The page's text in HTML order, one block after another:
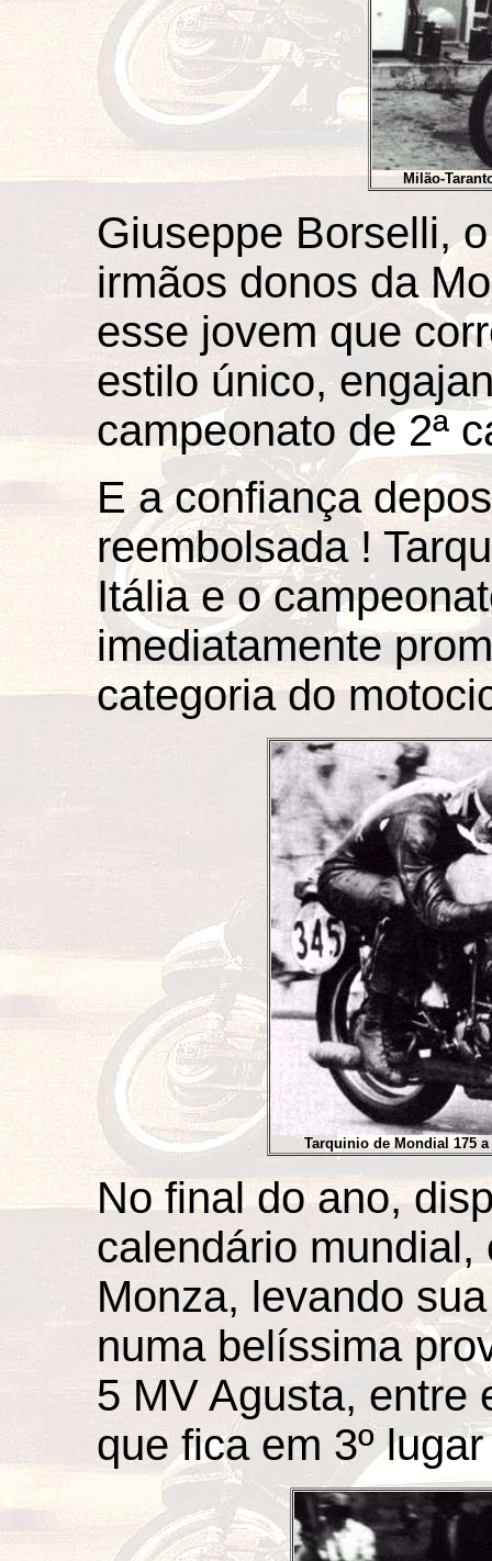
Milão-
Giuseppe Borselli,
irmãos donos da
esse jovem que
estilo único,
campeonato de 2ª
E a confiança
reembolsada !
Itália e o
imediatamente
categoria do
Tarquinio de Mondial 175
No final do ano,
calendário
Monza, levando
numa belíssima
5 MV Agusta, entre
que fica em 3º